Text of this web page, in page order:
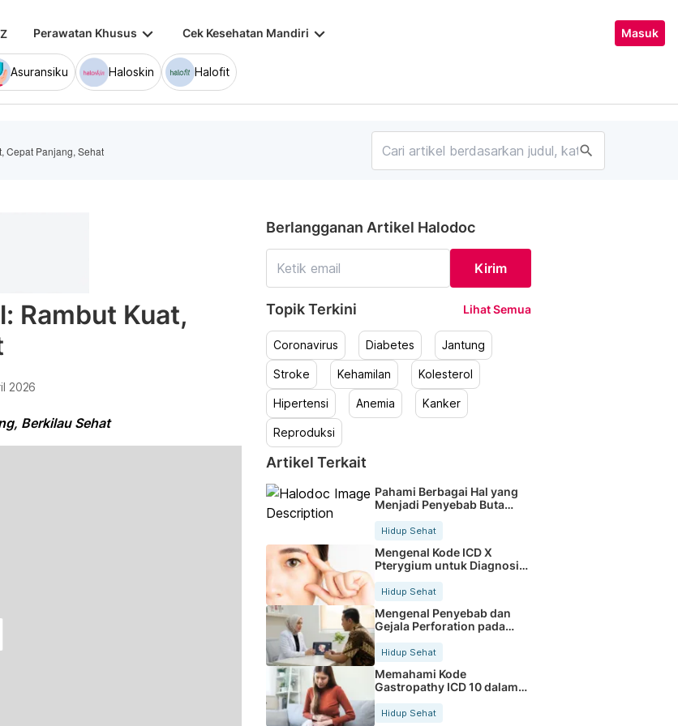
Perawatan Khusus keyboard_arrow_down Cek Kesehatan Mandiri keyboard_arrow_down Masuk
Asuransiku Haloskin Halofit
Cepat Panjang, Sehat search
Rambut Kuat,
2026
Berkilau Sehat
Berlangganan Artikel Halodoc
Kirim
Topik Terkini Lihat Semua
Coronavirus Diabetes Jantung
Stroke Kehamilan Kolesterol
Hipertensi Anemia Kanker
Reproduksi
Artikel Terkait
Pahami Berbagai Hal yang
Menjadi Penyebab Buta
Hidup Sehat
Mengenal Kode ICD X
Pterygium untuk Diagnosis
Hidup Sehat
Mengenal Penyebab dan
Gejala Perforation pada
Tubuh
Hidup Sehat
Memahami Kode
Gastropathy ICD 10 dalam
Rekam Medis Pasien
Hidup Sehat